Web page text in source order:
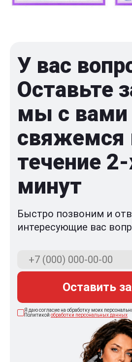
У вас
Оставьте
мы с вами
свяжемся
течение
минут
Быстро позвоним и
интересующие вас
Оставить
Я даю согласие на обработку моих
Политикой обработки персональных данных